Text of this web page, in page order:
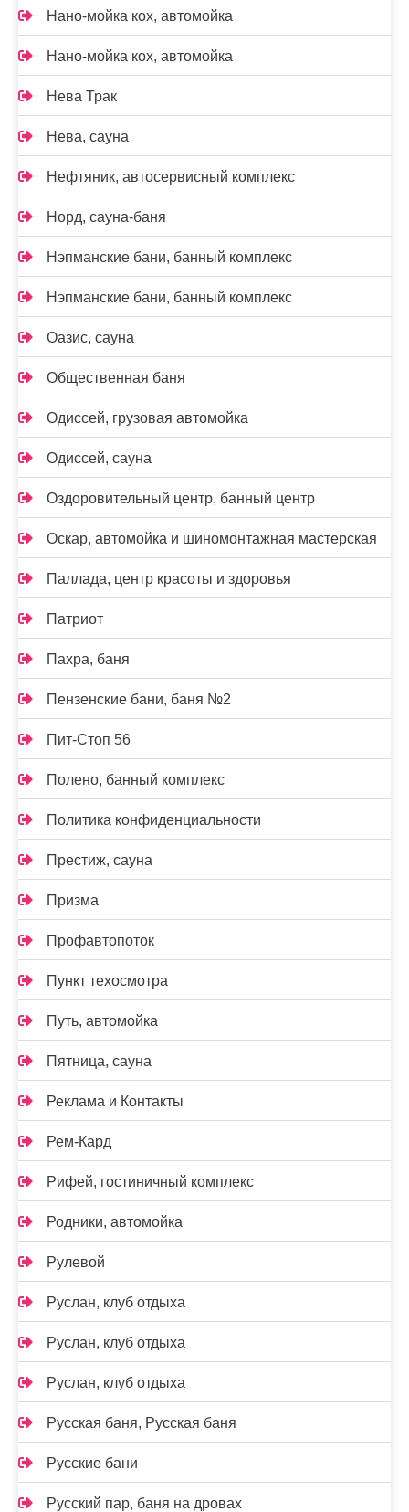
Нано-мойка кох, автомойка
Нано-мойка кох, автомойка
Нева Трак
Нева, сауна
Нефтяник, автосервисный комплекс
Норд, сауна-баня
Нэпманские бани, банный комплекс
Нэпманские бани, банный комплекс
Оазис, сауна
Общественная баня
Одиссей, грузовая автомойка
Одиссей, сауна
Оздоровительный центр, банный центр
Оскар, автомойка и шиномонтажная мастерская
Паллада, центр красоты и здоровья
Патриот
Пахра, баня
Пензенские бани, баня №2
Пит-Стоп 56
Полено, банный комплекс
Политика конфиденциальности
Престиж, сауна
Призма
Профавтопоток
Пункт техосмотра
Путь, автомойка
Пятница, сауна
Реклама и Контакты
Рем-Кард
Рифей, гостиничный комплекс
Родники, автомойка
Рулевой
Руслан, клуб отдыха
Руслан, клуб отдыха
Руслан, клуб отдыха
Русская баня, Русская баня
Русские бани
Русский пар, баня на дровах